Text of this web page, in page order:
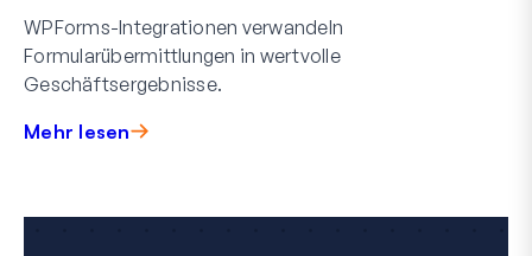
WPForms-Integrationen verwandeln
Formularübermittlungen in wertvolle
Geschäftsergebnisse.
Mehr lesen